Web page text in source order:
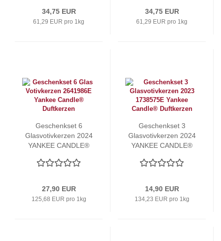
34,75 EUR
61,29 EUR pro 1kg
34,75 EUR
61,29 EUR pro 1kg
Geschenkset 6
Glasvotivkerzen 2024
YANKEE CANDLE®
27,90 EUR
125,68 EUR pro 1kg
Geschenkset 3
Glasvotivkerzen 2024
YANKEE CANDLE®
14,90 EUR
134,23 EUR pro 1kg